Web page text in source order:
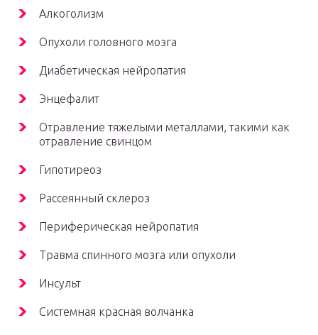
Алкоголизм
Опухоли головного мозга
Диабетическая нейропатия
Энцефалит
Отравление тяжелыми металлами, такими как
отравление свинцом
Гипотиреоз
Рассеянный склероз
Периферическая нейропатия
Травма спинного мозга или опухоли
Инсульт
Системная красная волчанка